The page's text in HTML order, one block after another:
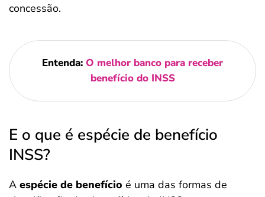
concessão.
Entenda: O melhor banco para receber
benefício do INSS
E o que é espécie de benefício
INSS?
A espécie de benefício é uma das formas de